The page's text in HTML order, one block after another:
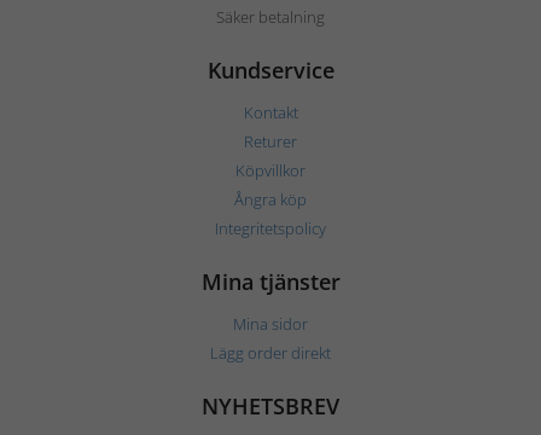
Säker betalning
Kundservice
Kontakt
Returer
Köpvillkor
Ångra köp
Integritetspolicy
Mina tjänster
Mina sidor
Lägg order direkt
NYHETSBREV